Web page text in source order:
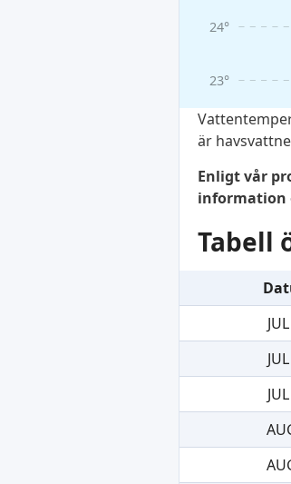
23°
24°
är
Enligt vår
information
Tabell